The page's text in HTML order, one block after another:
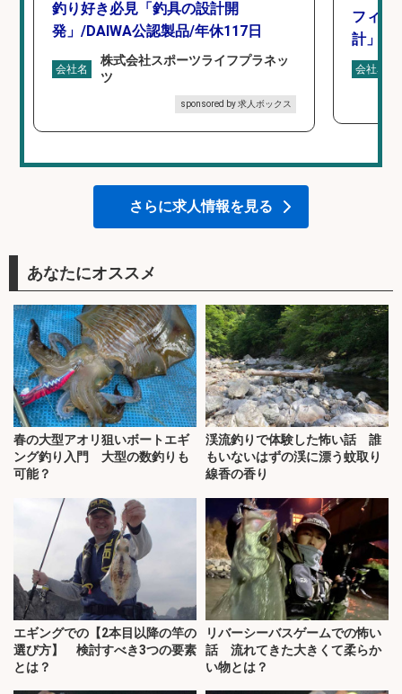
釣り好き必見「釣具の設計開
発」/DAIWA公認製品/年休117日
会社名
株式会社スポーツライフプラネッ
ツ
sponsored by 求人ボックス
フィッ
計」
会社名
さらに求人情報を見る
あなたにオススメ
春の大型アオリ狙いボートエギ
ング釣り入門 大型の数釣りも
可能？
渓流釣りで体験した怖い話 誰
もいないはずの渓に漂う蚊取り
線香の香り
エギングでの【2本目以降の竿の
選び方】 検討すべき3つの要素
とは？
リバーシーバスゲームでの怖い
話 流れてきた大きくて柔らか
い物とは？